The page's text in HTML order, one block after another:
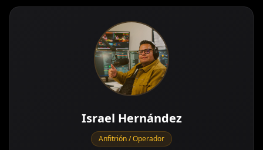
Israel Hernández
Anfitrión / Operador